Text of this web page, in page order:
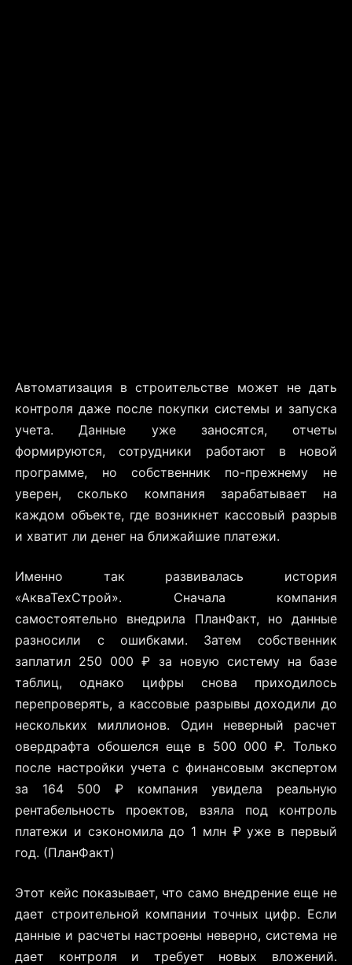
Автоматизация в строительстве может не дать
контроля даже после покупки системы и запуска
учета. Данные уже заносятся, отчеты
формируются, сотрудники работают в новой
программе, но собственник по-прежнему не
уверен, сколько компания зарабатывает на
каждом объекте, где возникнет кассовый разрыв
и хватит ли денег на ближайшие платежи.
Именно так развивалась история
«АкваТехСтрой». Сначала компания
самостоятельно внедрила ПланФакт, но данные
разносили с ошибками. Затем собственник
заплатил 250 000 ₽ за новую систему на базе
таблиц, однако цифры снова приходилось
перепроверять, а кассовые разрывы доходили до
нескольких миллионов. Один неверный расчет
овердрафта обошелся еще в 500 000 ₽. Только
после настройки учета с финансовым экспертом
за 164 500 ₽ компания увидела реальную
рентабельность проектов, взяла под контроль
платежи и сэкономила до 1 млн ₽ уже в первый
год. (ПланФакт)
Этот кейс показывает, что само внедрение еще не
дает строительной компании точных цифр. Если
данные и расчеты настроены неверно, система не
дает контроля и требует новых вложений.